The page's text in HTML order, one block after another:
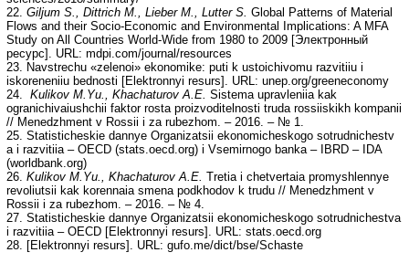
22. Giljum S., Dittrich M., Lieber M., Lutter S. Global Patterns of Material
Flows and their Socio-Economic and Environmental Implications: A MFA
Study on All Countries World-Wide from 1980 to 2009 [Электронный
ресурс]. URL: mdpi.com/journal/resources
23. Navstrechu «zelenoi» ekonomike: puti k ustoichivomu razvitiiu i
iskoreneniiu bednosti [Elektronnyi resurs]. URL: unep.org/greeneconomy
24. Kulikov M. Yu., Khachaturov A.E. Sistema upravleniia kak
ogranichivaiushchii faktor rosta proizvoditelnosti truda rossiiskikh kompanii
// Menedzhment v Rossii i za rubezhom. – 2016. – № 1.
25. Statisticheskie dannye Organizatsii ekonomicheskogo sotrudnichestv
a i razvitiia – OECD (stats.oecd.org) i Vsemirnogo banka – IBRD – IDA
(worldbank.org)
26. Kulikov M.Yu., Khachaturov A.E. Tretia i chetvertaia promyshlennye
revoliutsii kak korennaia smena podkhodov k trudu // Menedzhment v
Rossii i za rubezhom. – 2016. – № 4.
27. Statisticheskie dannye Organizatsii ekonomicheskogo sotrudnichestva
i razvitiia – OECD [Elektronnyi resurs]. URL: stats.oecd.org
28. [Elektronnyi resurs]. URL: gufo.me/dict/bse/Schaste